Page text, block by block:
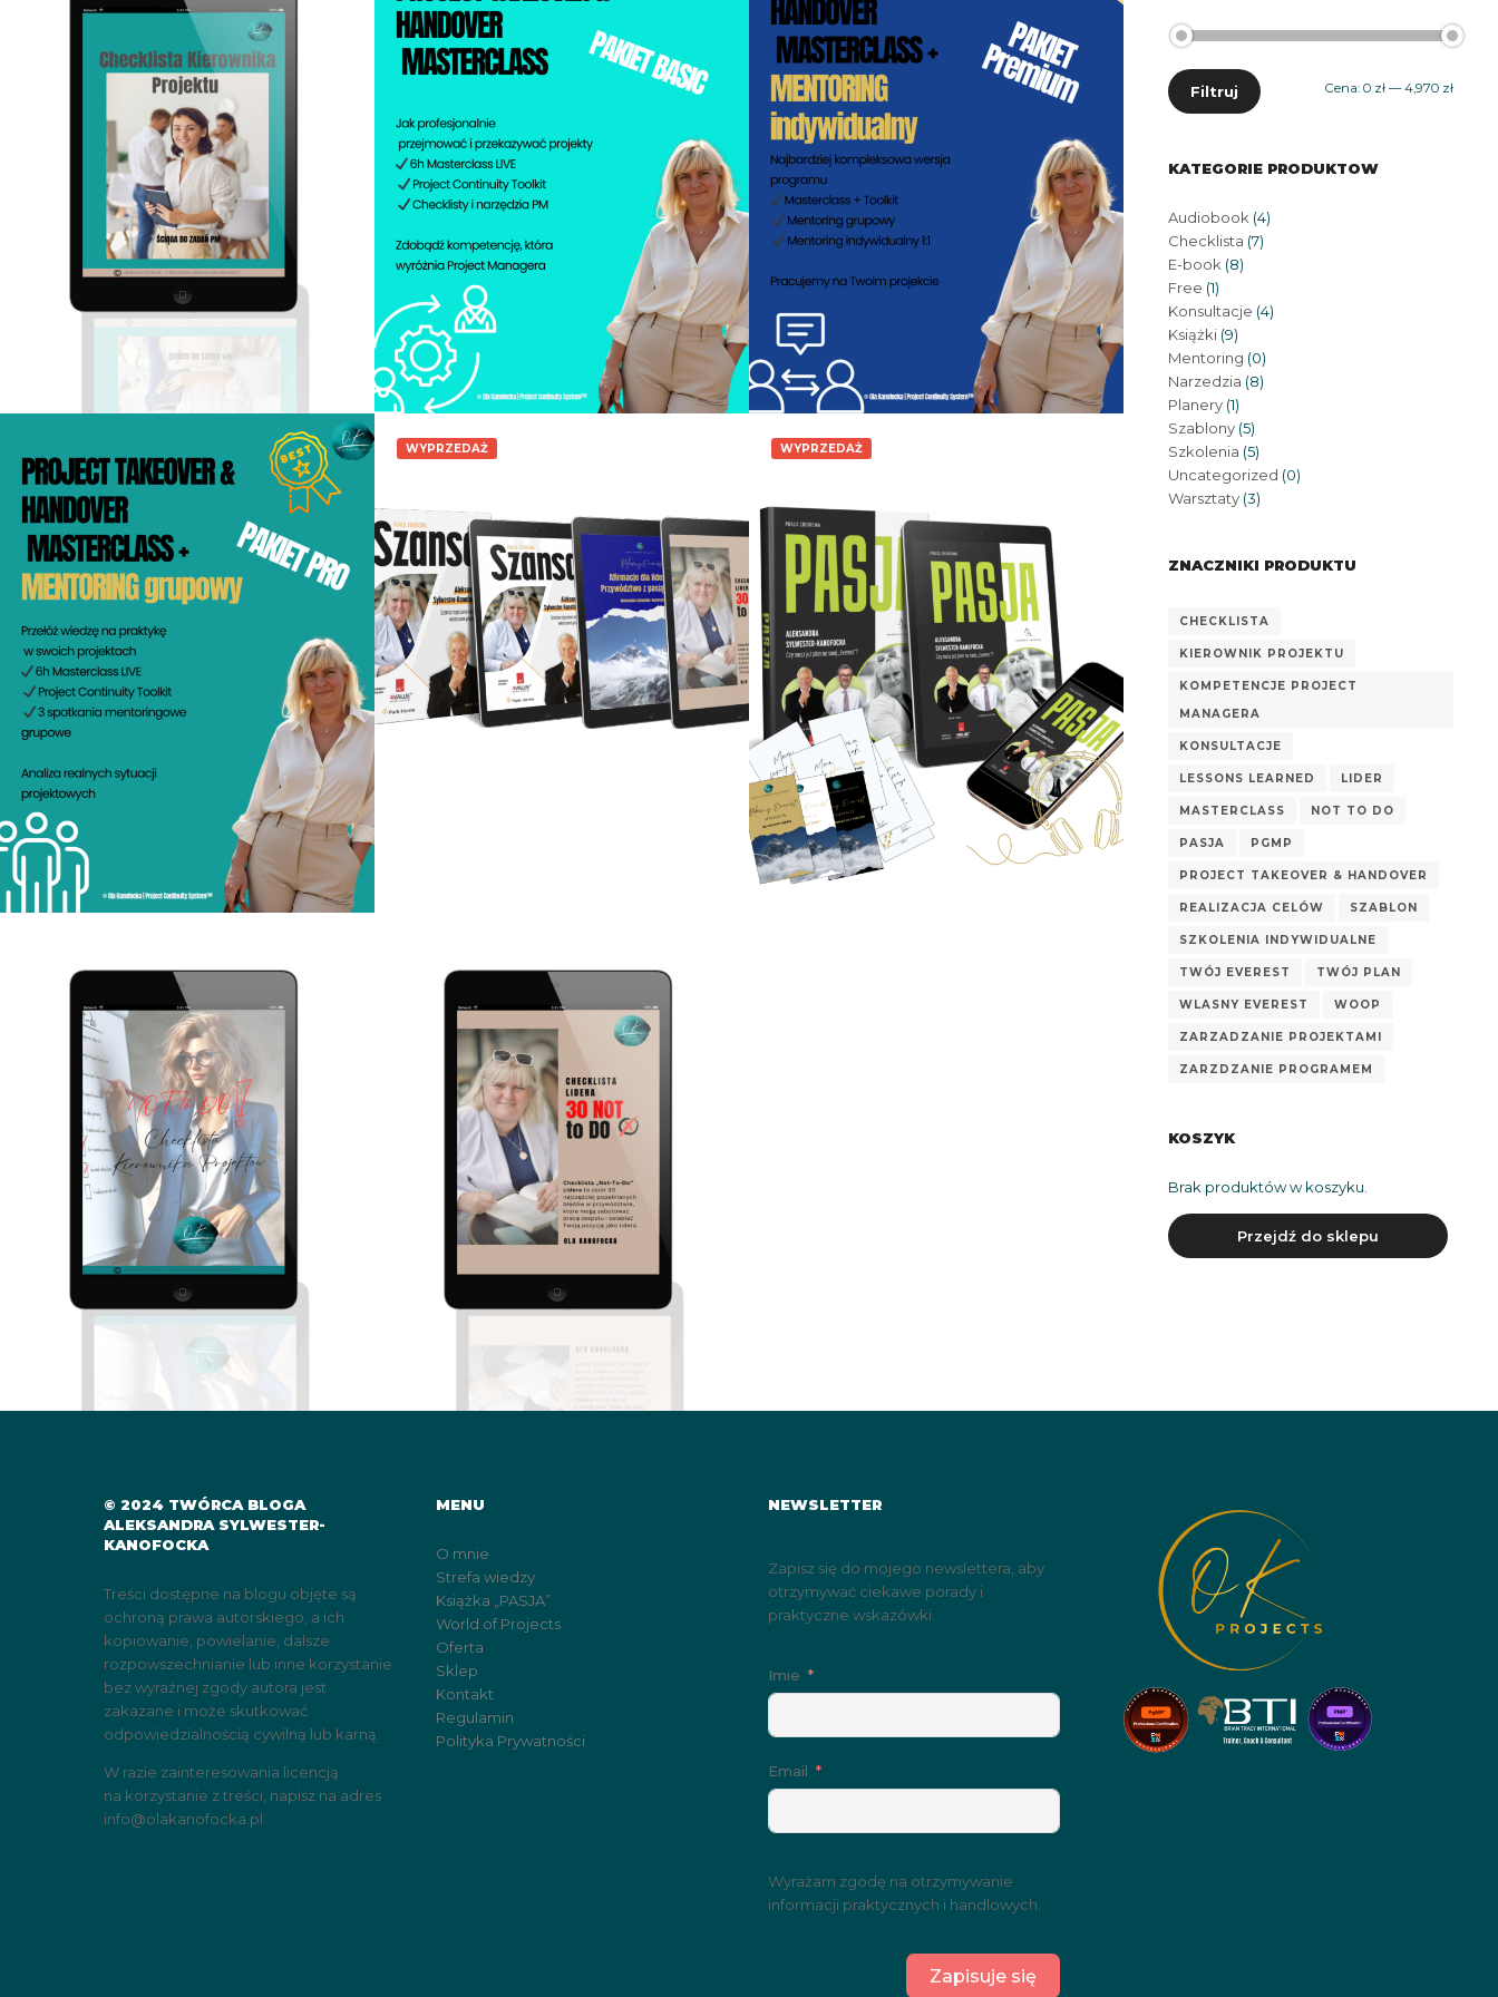
0.00zł 970.00 4,970.00
1,970.00
WYPRZEDAŻ
318.00zł 247.00zł
WYPRZEDAŻ
382.00 267.00 zł
47.00zł
47.00zł
Cena
Cena
Filtruj Cena: 0 zł —4,970 zł
KATEGORIE PRODUKTOW
Audiobook (4)
Checklista (7)
E-book (8)
Free (1)
Konsultacje (4)
Książki (9)
Mentoring (0)
Narzedzia (8)
Planery (1)
Szablony (5)
Szkolenia (5)
Uncategorized (0)
Warsztaty (3)
ZNACZNIKI PRODUKTU
CHECKLISTA
KIEROWNIK PROJEKTU
KOMPETENCJE PROJECT
MANAGERA
KONSULTACJE
LESSONS LEARNED LIDER
MASTERCLASS NOT TO DO
PASJA PGMP
PROJECT TAKEOVER & HANDOVER
REALIZACJA CELÓW SZABLON
SZKOLENIA INDYWIDUALNE
TWÓJ EVEREST TWÓJ PLAN
WLASNY EVEREST WOOP
ZARZADZANIE PROJEKTAMI
ZARZDZANIE PROGRAMEM
KOSZYK
Brak produktów w koszyku.
Przejdź do sklepu
© 2024 TWÓRCA BLOGA
ALEKSANDRA SYLWESTER-
KANOFOCKA
Treści dostępne na blogu objęte są
ochroną prawa autorskiego, a ich
kopiowanie, powielanie, dalsze
rozpowszechnianie lub inne korzystanie
bez wyraźnej zgody autora jest
zakazane i może skutkować
odpowiedzialnością cywilną lub karną.
W razie zainteresowania licencją
na korzystanie z treści, napisz na adres
info@olakanofocka.pl
MENU
O mnie
Strefa wiedzy
Książka „PASJA”
World of Projects
Oferta
Sklep
Kontakt
Regulamin
Polityka Prywatności
NEWSLETTER
Zapisz się do mojego newslettera, aby
otrzymywać ciekawe porady i
praktyczne wskazówki.
Imie
Email
Wyrażam zgodę na otrzymywanie
informacji praktycznych i handlowych.
Zapisuje się